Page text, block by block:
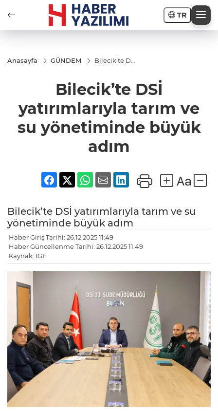
TR
Anasayfa GÜNDEM
Bilecik’te DSİ
yönetiminde
büyük adım
Bilecik’te DSİ
yatırımlarıyla tarım ve
su yönetiminde büyük
adım
Bilecik’te DSİ yatırımlarıyla tarım ve su
yönetiminde büyük adım
Haber Giriş Tarihi: 26.12.2025 11:49
Haber Güncellenme Tarihi: 26.12.2025 11:49
Kaynak: IGF